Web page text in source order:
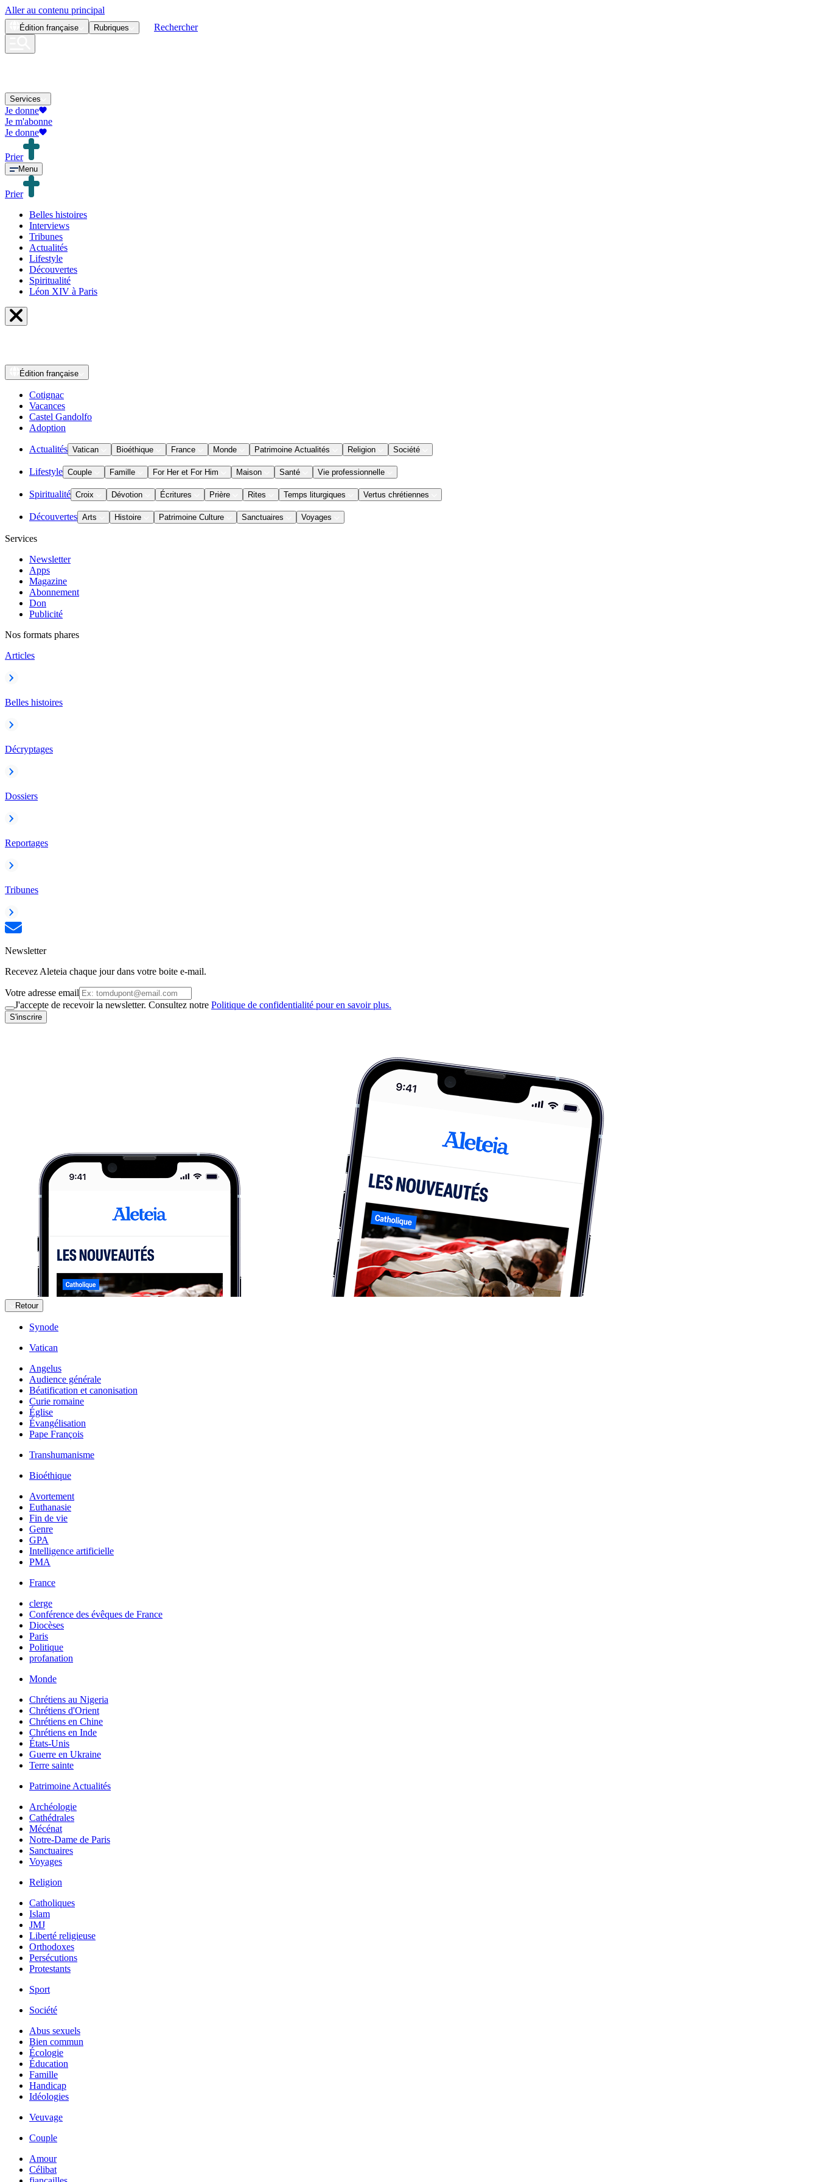
Aller au contenu principal
Édition française Rubriques Rechercher
Services
Je donne
Je m'abonne
Je donne
Prier
Menu
Prier
Belles histoires
Interviews
Tribunes
Actualités
Lifestyle
Découvertes
Spiritualité
Léon XIV à Paris
Édition française
Cotignac
Vacances
Castel Gandolfo
Adoption
Actualités Vatican Bioéthique France Monde Patrimoine Actualités Religion Société
Lifestyle Couple Famille For Her et For Him Maison Santé Vie professionnelle
Spiritualité Croix Dévotion Écritures Prière Rites Temps liturgiques Vertus chrétiennes
Découvertes Arts Histoire Patrimoine Culture Sanctuaires Voyages
Services
Newsletter
Apps
Magazine
Abonnement
Don
Publicité
Nos formats phares
Articles
Belles histoires
Décryptages
Dossiers
Reportages
Tribunes
Newsletter
Recevez Aleteia chaque jour dans votre boite e-mail.
Votre adresse email
J'accepte de recevoir la newsletter. Consultez notre Politique de confidentialité pour en savoir plus.
S'inscrire
Retour
Synode
Vatican
Angelus
Audience générale
Béatification et canonisation
Curie romaine
Église
Évangélisation
Pape François
Transhumanisme
Bioéthique
Avortement
Euthanasie
Fin de vie
Genre
GPA
Intelligence artificielle
PMA
France
clerge
Conférence des évêques de France
Diocèses
Paris
Politique
profanation
Monde
Chrétiens au Nigeria
Chrétiens d'Orient
Chrétiens en Chine
Chrétiens en Inde
États-Unis
Guerre en Ukraine
Terre sainte
Patrimoine Actualités
Archéologie
Cathédrales
Mécénat
Notre-Dame de Paris
Sanctuaires
Voyages
Religion
Catholiques
Islam
JMJ
Liberté religieuse
Orthodoxes
Persécutions
Protestants
Sport
Société
Abus sexuels
Bien commun
Écologie
Éducation
Famille
Handicap
Idéologies
Veuvage
Couple
Amour
Célibat